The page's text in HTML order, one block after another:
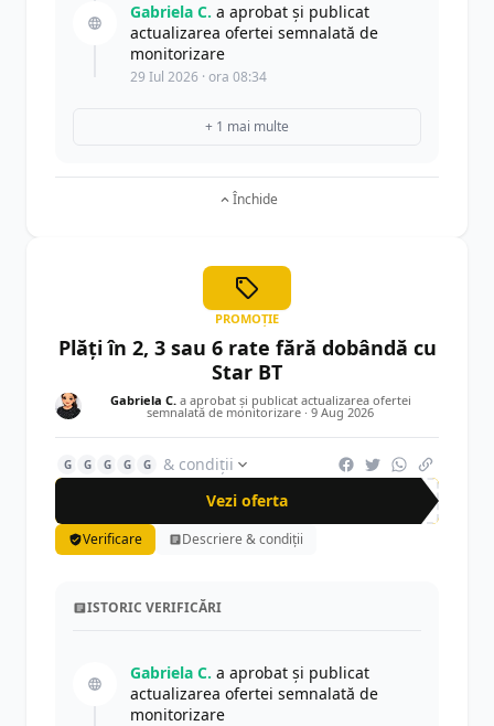
Gabriela C. a aprobat și publicat
actualizarea ofertei semnalată de
monitorizare
29 Iul 2026 · ora 08:34
+ 1 mai multe
Închide
PROMOȚIE
Plăți în 2, 3 sau 6 rate fără dobândă cu
Star BT
Gabriela C.a aprobat și publicat actualizarea ofertei
semnalată de monitorizare · 9 Aug 2026
G G G G G
& condiții
Vezi oferta
Verificare Descriere & condiții
ISTORIC VERIFICĂRI
Gabriela C. a aprobat și publicat
actualizarea ofertei semnalată de
monitorizare